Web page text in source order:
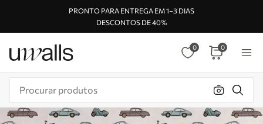
PRONTO PARA ENTREGA EM 1–3 DIAS
DESCONTOS DE 40%
0 0